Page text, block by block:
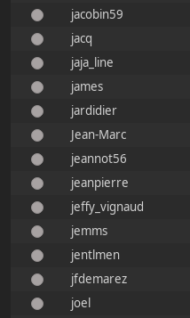
jacobin59
jacq
jaja_line
james
jardidier
Jean-Marc
jeannot56
jeanpierre
jeffy_vignaud
jemms
jentlmen
jfdemarez
joel